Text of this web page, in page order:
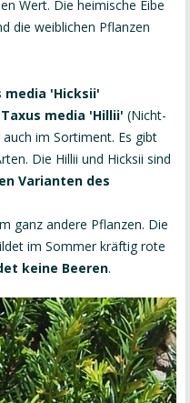
Wert. Die heimische Eibe
die weiblichen Pflanzen
media 'Hicksii'
Taxus media 'Hillii' (Nicht-
im Sortiment. Es gibt
Die Hillii und Hicksii sind
Varianten des
ganz andere Pflanzen. Die
im Sommer kräftig rote
keine Beeren.